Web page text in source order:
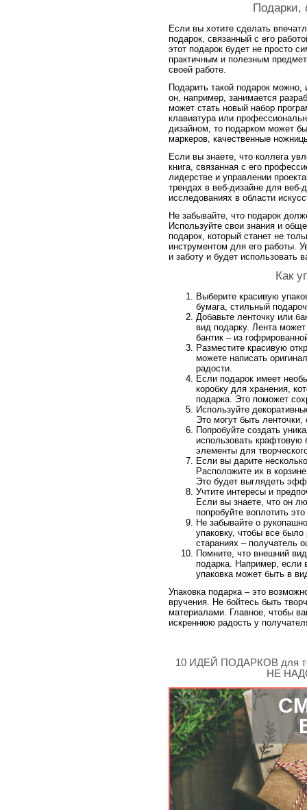
Подарки,
Если вы хотите сделать
подарок, связанный с его
этот подарок будет не просто
практичным и полезным
своей работе.
Подарить такой подарок
он, например, занимается
может стать новый набор
клавиатура или
дизайном, то подарком может
маркеров, качественные
Если вы знаете, что коллега
книга, связанная с его
лидерстве и управлении
трендах в веб-дизайне для веб-
исследованиях в области
Не забывайте, что подарок
Используйте свои знания и
подарок, который станет не
инструментом для его работы.
и заботу и будет
Как
Выберите красивую
бумага, стильный
Добавьте ленточку или
вид подарку. Лента
бантик – из
Разместите красивую
можете написать
радости.
Если подарок имеет
коробку для хранения,
подарка. Это поможет
Используйте
Это могут быть
Попробуйте создать
использовать крафтовую
элементы для
Если вы дарите
Расположите их в
Это будет выглядеть
Учтите интересы и
Если вы знаете, что он
попробуйте воплотить
Не забывайте о
упаковку, чтобы все
стараниях – получатель
Помните, что внешний
подарка. Например, если
упаковка может быть в
Упаковка подарка – это
вручения. Не бойтесь быть
материалами. Главное, чтобы
искреннюю радость у
10 ИДЕЙ ПОДАРКОВ для
НЕ